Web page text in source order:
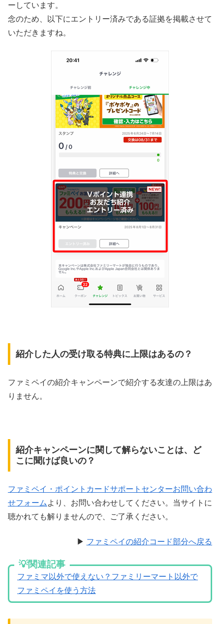
ーしています。
念のため、以下にエントリー済みである証拠を掲載させて
いただきますね。
紹介した人の受け取る特典に上限はあるの？
ファミペイの紹介キャンペーンで紹介する友達の上限はあ
りません。
紹介キャンペーンに関して解らないことは、ど
こに聞けば良いの？
ファミペイ・ポイントカードサポートセンターお問い合わ
せフォーム より、お問い合わせしてください。当サイトに
聴かれても解りませんので、ご了承ください。
▶︎ ファミペイの紹介コード部分へ戻る
💡関連記事
ファミマ以外で使えない？ファミリーマート以外で
ファミペイを使う方法